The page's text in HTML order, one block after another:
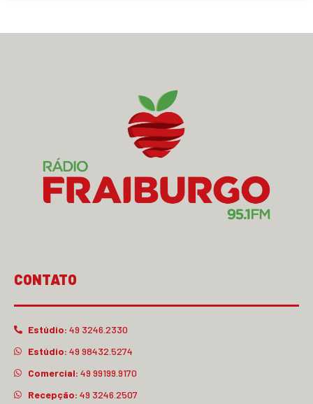
CONTATO
Estúdio: 49 3246.2330
Estúdio: 49 98432.5274
Comercial: 49 99199.9170
Recepção: 49 3246.2507